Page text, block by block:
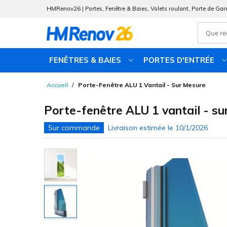
HMRenov26 | Portes, Fenêtre & Baies, Volets roulant, Porte de
FENÊTRES & BAIES PORTES D'ENTRÉE
Accueil Porte-Fenêtre ALU 1 Vantail - Sur Mesure
Porte-fenêtre ALU 1 vantail -
end
images
gallery